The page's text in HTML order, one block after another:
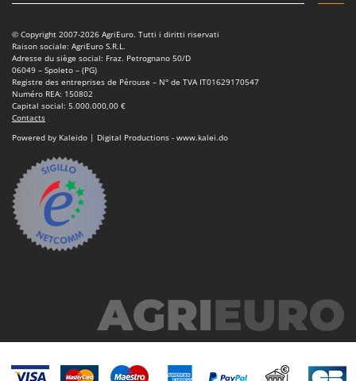
Schnitzer
Seven Italy
Shark
Silky
Simatech
Skil
Smartwood
Smeg
Snapper
Solidur
Spring Protezione
Spyro
Stanley
© Copyright 2007-2026 AgriEuro. Tutti i diritti riservati
Raison sociale: AgriEuro S.R.L.
Adresse du siège social: Fraz. Petrognano 50/D
06049 – Spoleto – (PG)
Registre des entreprises de Pérouse – N° de TVA IT01629170547
Numéro REA: 150802
Capital social: 5.000.000,00 €
Contacts
Powered by Kaleido | Digital Productions - www.kalei.do